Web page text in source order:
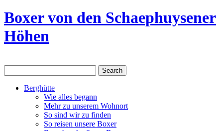
Boxer von den Schaephuysener
Höhen
Berghütte
Wie alles begann
Mehr zu unserem Wohnort
So sind wir zu finden
So reisen unsere Boxer